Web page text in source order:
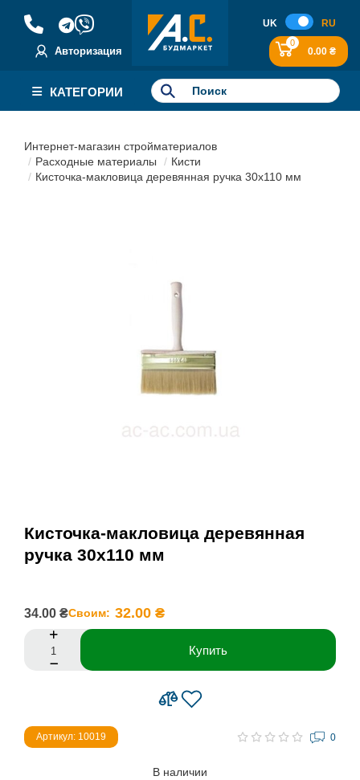
Авторизация
UK RU
0
0.00 ₴
КАТЕГОРИИ
Интернет-магазин стройматериалов
Расходные материалы
Кисти
Кисточка-макловица деревянная ручка 30х110 мм
Кисточка-макловица деревянная
ручка 30х110 мм
34.00 ₴Своим: 32.00 ₴
Купить
Артикул: 10019 0
В наличии